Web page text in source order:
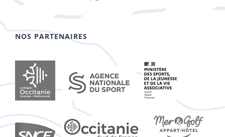
NOS PARTENAIRES